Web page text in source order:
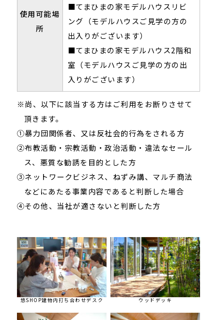
使用可能場
所
■てまひまの家モデルハウスリビ
ング（モデルハウスご見学の方の
出入りがございます）
■てまひまの家モデルハウス2階和
室（モデルハウスご見学の方の出
入りがございます）
※尚、以下に該当する方はご利用をお断りさせて
頂きます。
①暴力団関係者、又は反社会的行為をされる方
②布教活動・宗教活動・政治活動・違法なセール
ス、悪質な勧誘を目的とした方
③ネットワークビジネス、ねずみ講、マルチ商法
などにあたる事業内容であると判断した場合
④その他、当社が適さないと判断した方
悠SHOP建物内打ち合わせデスク ウッドデッキ